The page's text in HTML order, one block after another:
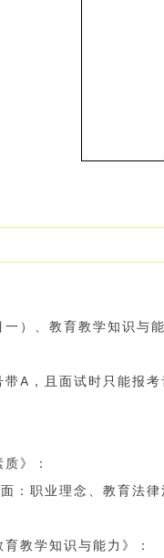
一）、教育教学知识与
带A，且面试时只能报
》：
：职业理念、教育法
教学知识与能力》：